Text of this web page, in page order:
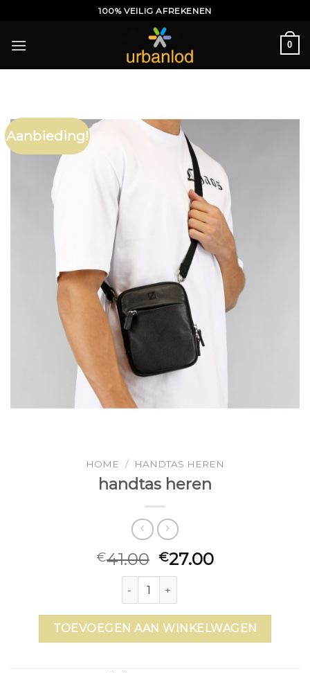
inhoud
100% VEILIG AFREKENEN
0
Aanbieding!
HOME / HANDTAS HEREN
handtas heren
€41.00 €27.00
handtas heren aantal
TOEVOEGEN AAN WINKELWAGEN